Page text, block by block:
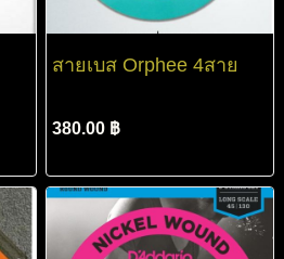
สายเบส Orphee 4สาย
380.00 ฿